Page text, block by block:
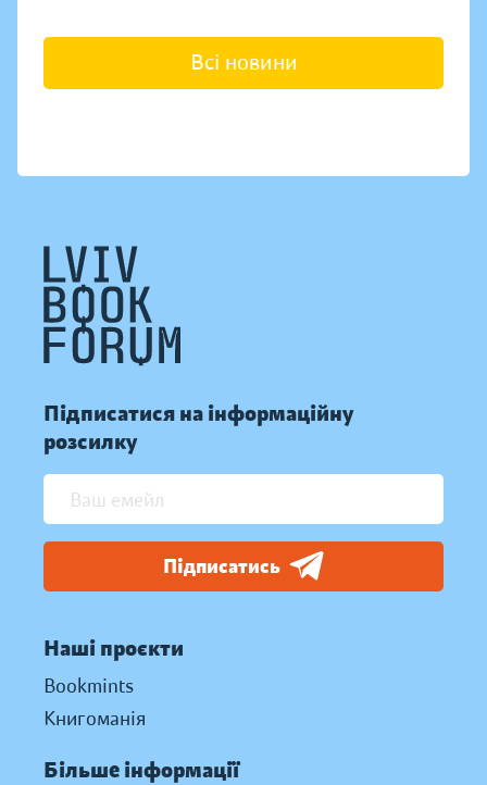
Всі новини
Підписатися на інформаційну
розсилку
Підписатись
Наші проєкти
Bookmints
Книгоманія
Більше інформації